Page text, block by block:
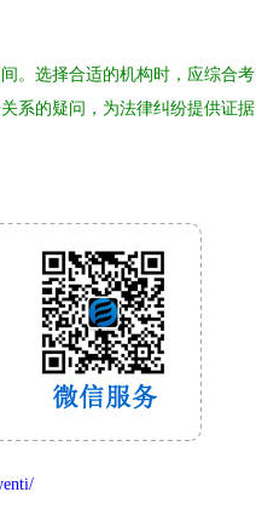
。选择合适的机构时，应综合考
系的疑问，为法律纠纷提供证据